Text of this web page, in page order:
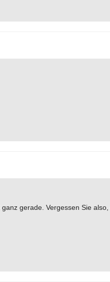
gerade. Vergessen Sie